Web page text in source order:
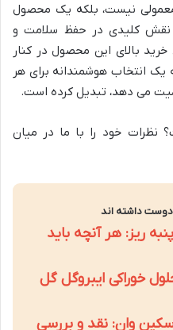
نیست، بلکه یک محصول
نقش کلیدی در حفظ سلامت و
بالای این محصول در کنار
یک انتخاب هوشمندانه برای هر
می دهد، تبدیل کرده است.
خود را با ما در میان
دوست داشته اند
ریز: هر آنچه باید
خوراکی ایبروگل گل
وان: نقد و بررسی